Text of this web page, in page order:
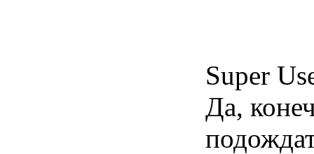
Super
Да,